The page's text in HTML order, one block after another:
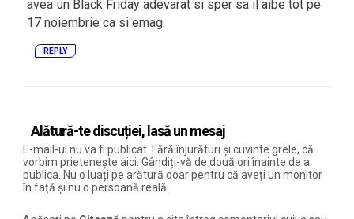
avea un Black Friday adevarat si sper sa il aibe tot pe
17 noiembrie ca si emag.
REPLY
Alătură-te discuției, lasă un mesaj
E-mail-ul nu va fi publicat. Fără înjurături și cuvinte grele, că
vorbim prietenește aici. Gândiți-vă de două ori înainte de a
publica. Nu o luați pe arătură doar pentru că aveți un monitor
în față și nu o persoană reală.